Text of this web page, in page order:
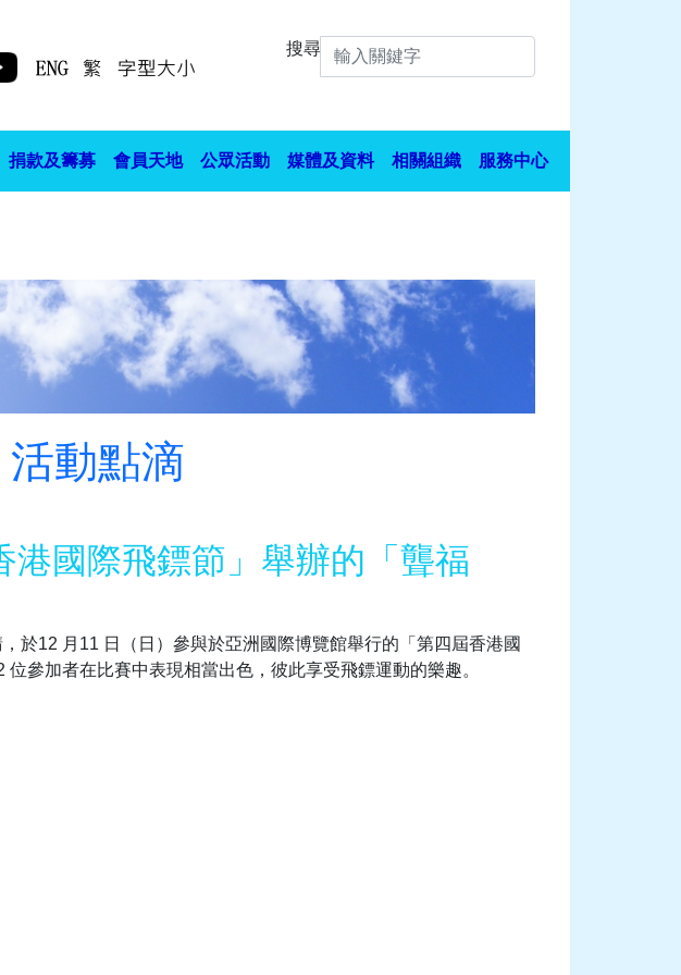
搜尋
捐款及籌募 會員天地 公眾活動 媒體及資料 相關組織 服務中心
活動點滴
港國際飛鏢節」舉辦的「聾福
於12 月11 日（日）參與於亞洲國際博覽館舉行的「第四屆香港國
參加者在比賽中表現相當出色，彼此享受飛鏢運動的樂趣。